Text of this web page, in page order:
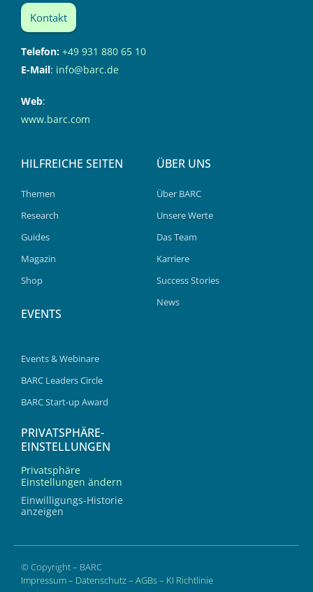
Kontakt
Telefon: +49 931 880 65 10
E-Mail: info@barc.de
Web:
www.barc.com
HILFREICHE SEITEN
Themen
Research
Guides
Magazin
Shop
EVENTS
Events & Webinare
BARC Leaders Circle
BARC Start-up Award
ÜBER UNS
Über BARC
Unsere Werte
Das Team
Karriere
Success Stories
News
PRIVATSPHÄRE-
EINSTELLUNGEN
Privatsphäre
Einstellungen ändern
Einwilligungs-Historie
anzeigen
© Copyright – BARC
Impressum– Datenschutz– AGBs– KI Richtlinie